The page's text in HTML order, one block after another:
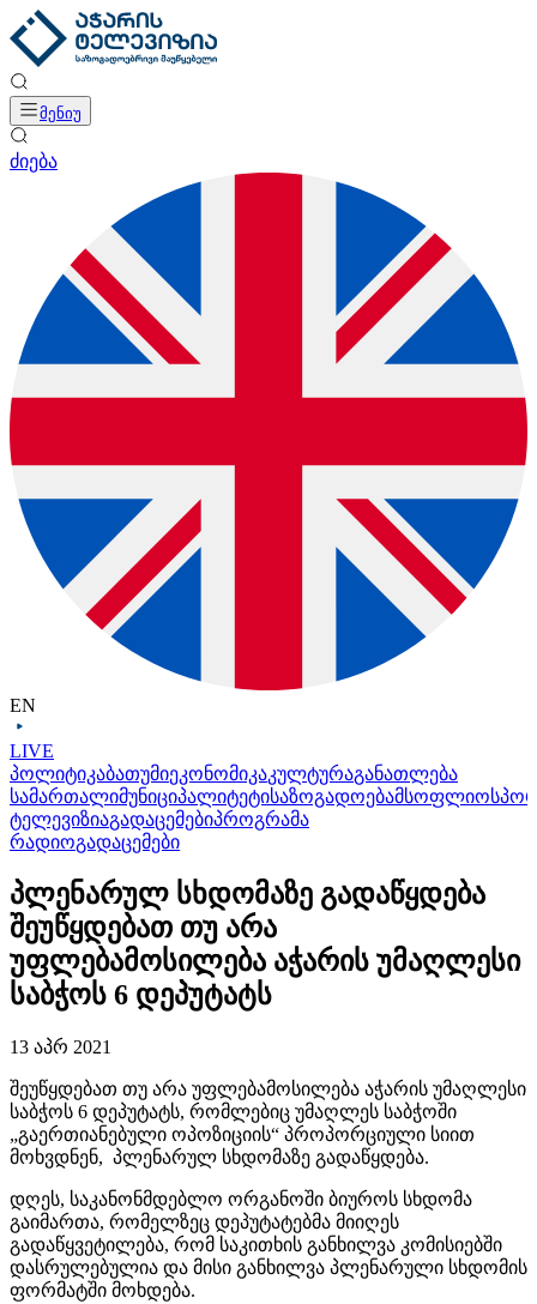
მენიუ
ძიება
EN
LIVE
პოლიტიკაბათუმიეკონომიკაკულტურაგანათლება
სამართალიმუნიციპალიტეტისაზოგადოებამსოფლიო
ტელევიზიაგადაცემებიპროგრამა
რადიოგადაცემები
პლენარულ სხდომაზე გადაწყდება
შეუწყდებათ თუ არა
უფლებამოსილება აჭარის უმაღლესი
საბჭოს 6 დეპუტატს
13 აპრ 2021
შეუწყდებათ თუ არა უფლებამოსილება აჭარის უმაღლესი
საბჭოს 6 დეპუტატს, რომლებიც უმაღლეს საბჭოში
„გაერთიანებული ოპოზიციის“ პროპორციული სიით
მოხვდნენ, პლენარულ სხდომაზე გადაწყდება.
დღეს, საკანონმდებლო ორგანოში ბიუროს სხდომა
გაიმართა, რომელზეც დეპუტატებმა მიიღეს
გადაწყვეტილება, რომ საკითხის განხილვა კომისიებში
დასრულებულია და მისი განხილვა პლენარული სხდომის
ფორმატში მოხდება.